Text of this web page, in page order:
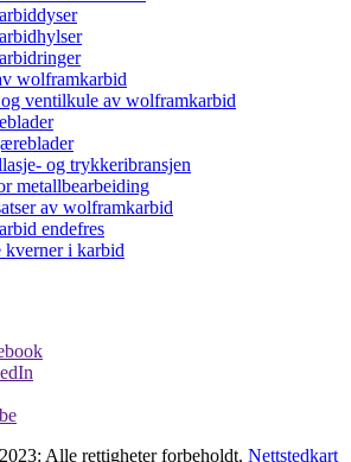
wolframkarbid
ventilkule av wolframkarbid
og trykkeribransjen
metallbearbeiding
av wolframkarbid
endefres
kverner i karbid
Alle rettigheter forbeholdt. Nettstedkart